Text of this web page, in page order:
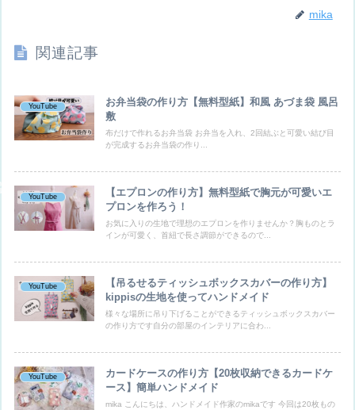
mika
関連記事
YouTube
お弁当袋の作り方【無料型紙】和風 あづま袋 風呂
敷
布だけで作れるお弁当袋 お弁当を入れ、2回結ぶと可愛い結び目
が完成するお弁当袋の作り...
YouTube
【エプロンの作り方】無料型紙で胸元が可愛いエ
プロンを作ろう！
お気に入りの生地で理想のエプロンを作りませんか？胸ものとラ
インが可愛く、首紐で長さ調節ができるので...
YouTube
【吊るせるティッシュボックスカバーの作り方】
kippisの生地を使ってハンドメイド
様々な場所に吊り下げることができるティッシュボックスカバー
の作り方です自分の部屋のインテリアに合わ...
YouTube
カードケースの作り方【20枚収納できるカードケ
ース】簡単ハンドメイド
mika こんにちは、ハンドメイド作家のmikaです 今回は20枚もの